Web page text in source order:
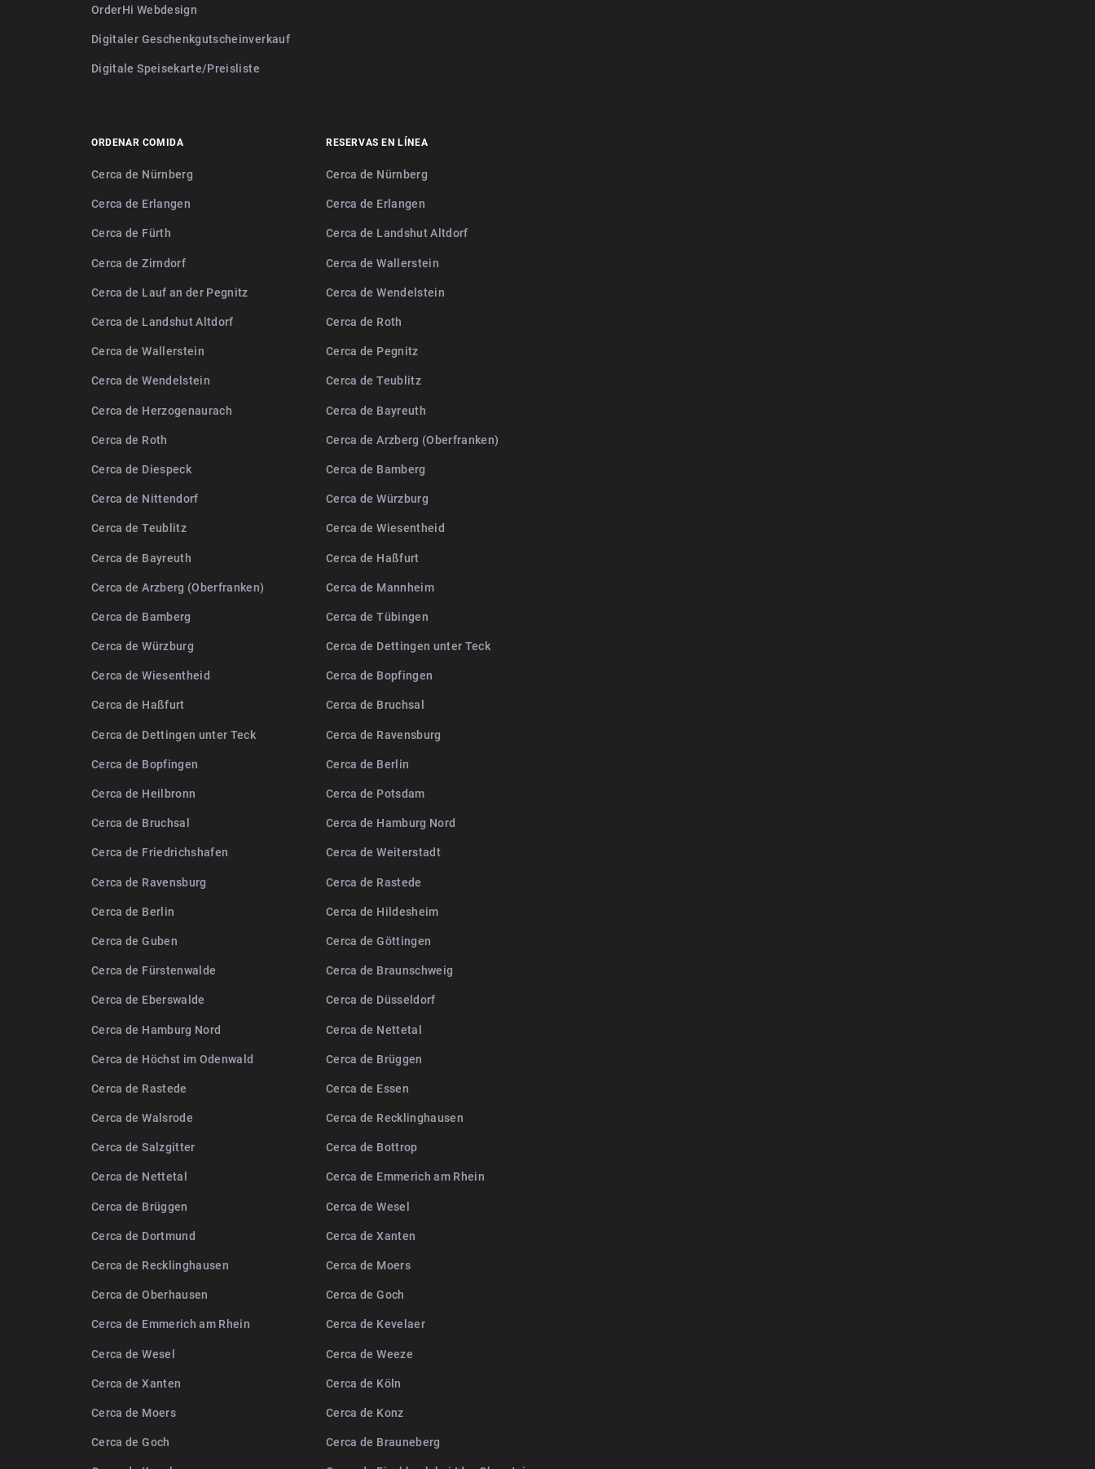
OrderHi Webdesign
Digitaler Geschenkgutscheinverkauf
Digitale Speisekarte/Preisliste
ORDENAR COMIDA
Cerca de Nürnberg
Cerca de Erlangen
Cerca de Fürth
Cerca de Zirndorf
Cerca de Lauf an der Pegnitz
Cerca de Landshut Altdorf
Cerca de Wallerstein
Cerca de Wendelstein
Cerca de Herzogenaurach
Cerca de Roth
Cerca de Diespeck
Cerca de Nittendorf
Cerca de Teublitz
Cerca de Bayreuth
Cerca de Arzberg (Oberfranken)
Cerca de Bamberg
Cerca de Würzburg
Cerca de Wiesentheid
Cerca de Haßfurt
Cerca de Dettingen unter Teck
Cerca de Bopfingen
Cerca de Heilbronn
Cerca de Bruchsal
Cerca de Friedrichshafen
Cerca de Ravensburg
Cerca de Berlin
Cerca de Guben
Cerca de Fürstenwalde
Cerca de Eberswalde
Cerca de Hamburg Nord
Cerca de Höchst im Odenwald
Cerca de Rastede
Cerca de Walsrode
Cerca de Salzgitter
Cerca de Nettetal
Cerca de Brüggen
Cerca de Dortmund
Cerca de Recklinghausen
Cerca de Oberhausen
Cerca de Emmerich am Rhein
Cerca de Wesel
Cerca de Xanten
Cerca de Moers
Cerca de Goch
RESERVAS EN LÍNEA
Cerca de Nürnberg
Cerca de Erlangen
Cerca de Landshut Altdorf
Cerca de Wallerstein
Cerca de Wendelstein
Cerca de Roth
Cerca de Pegnitz
Cerca de Teublitz
Cerca de Bayreuth
Cerca de Arzberg (Oberfranken)
Cerca de Bamberg
Cerca de Würzburg
Cerca de Wiesentheid
Cerca de Haßfurt
Cerca de Mannheim
Cerca de Tübingen
Cerca de Dettingen unter Teck
Cerca de Bopfingen
Cerca de Bruchsal
Cerca de Ravensburg
Cerca de Berlin
Cerca de Potsdam
Cerca de Hamburg Nord
Cerca de Weiterstadt
Cerca de Rastede
Cerca de Hildesheim
Cerca de Göttingen
Cerca de Braunschweig
Cerca de Düsseldorf
Cerca de Nettetal
Cerca de Brüggen
Cerca de Essen
Cerca de Recklinghausen
Cerca de Bottrop
Cerca de Emmerich am Rhein
Cerca de Wesel
Cerca de Xanten
Cerca de Moers
Cerca de Goch
Cerca de Kevelaer
Cerca de Weeze
Cerca de Köln
Cerca de Konz
Cerca de Brauneberg